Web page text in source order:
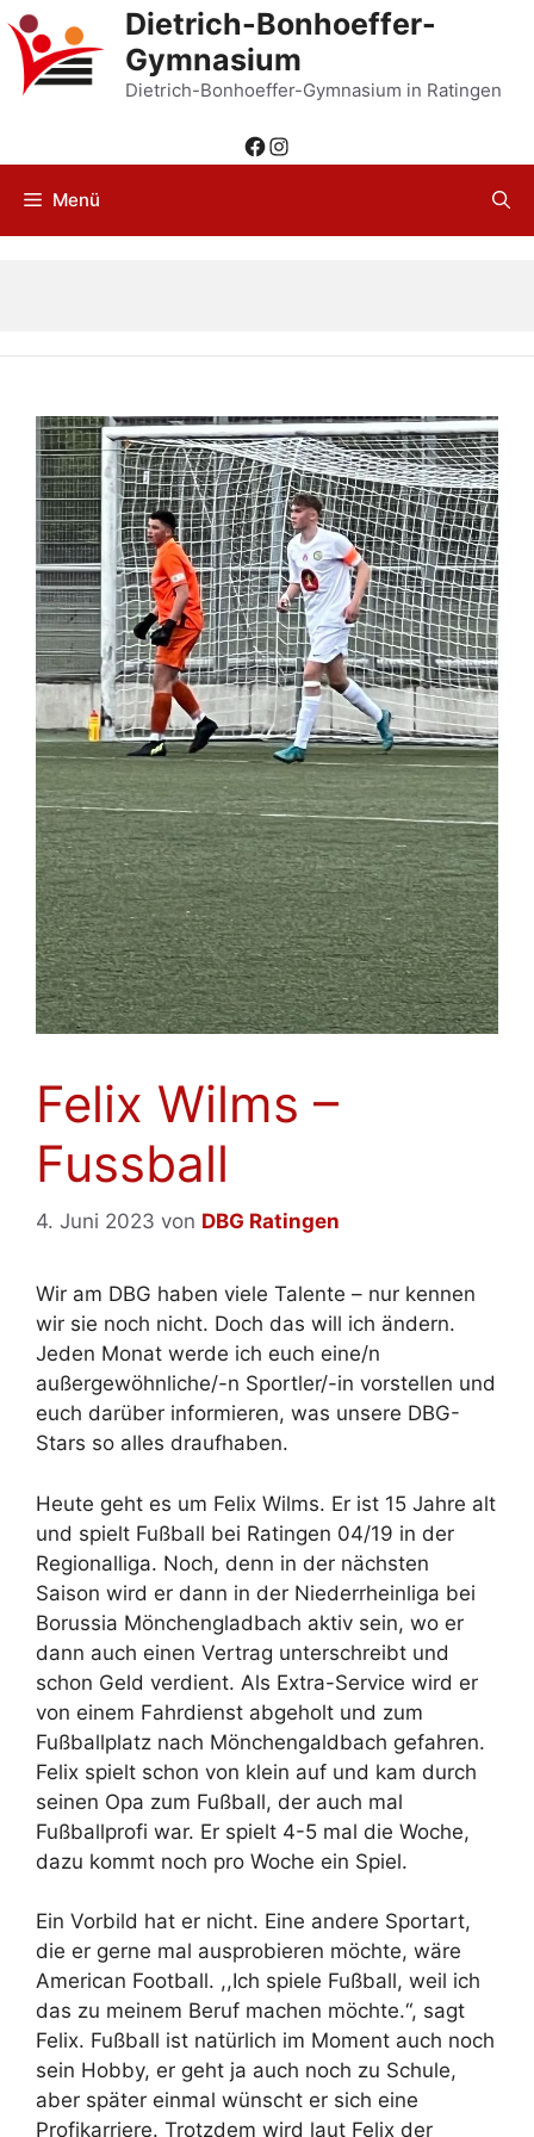
Zum
Inhalt
springen
Dietrich-Bonhoeffer-
Gymnasium
Dietrich-Bonhoeffer-Gymnasium in Ratingen
Facebook
Instagram
Menü
Felix Wilms –
Fussball
4. Juni 2023 von DBG Ratingen
Wir am DBG haben viele Talente – nur kennen
wir sie noch nicht. Doch das will ich ändern.
Jeden Monat werde ich euch eine/n
außergewöhnliche/-n Sportler/-in vorstellen und
euch darüber informieren, was unsere DBG-
Stars so alles draufhaben.
Heute geht es um Felix Wilms. Er ist 15 Jahre alt
und spielt Fußball bei Ratingen 04/19 in der
Regionalliga. Noch, denn in der nächsten
Saison wird er dann in der Niederrheinliga bei
Borussia Mönchengladbach aktiv sein, wo er
dann auch einen Vertrag unterschreibt und
schon Geld verdient. Als Extra-Service wird er
von einem Fahrdienst abgeholt und zum
Fußballplatz nach Mönchengaldbach gefahren.
Felix spielt schon von klein auf und kam durch
seinen Opa zum Fußball, der auch mal
Fußballprofi war. Er spielt 4-5 mal die Woche,
dazu kommt noch pro Woche ein Spiel.
Ein Vorbild hat er nicht. Eine andere Sportart,
die er gerne mal ausprobieren möchte, wäre
American Football. ,,Ich spiele Fußball, weil ich
das zu meinem Beruf machen möchte.“, sagt
Felix. Fußball ist natürlich im Moment auch noch
sein Hobby, er geht ja auch noch zu Schule,
aber später einmal wünscht er sich eine
Profikarriere. Trotzdem wird laut Felix der